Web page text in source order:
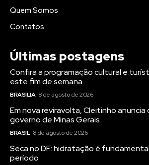
Quem Somos
Contatos
Últimas postagens
Confira a programação cultural e
este fim de semana
BRASÍLIA 8 de agosto de 2026
Em nova reviravolta, Cleitinho
governo de Minas Gerais
BRASIL 8 de agosto de 2026
Seca no DF: hidratação é
período